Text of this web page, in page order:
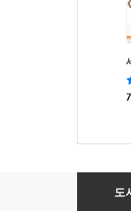
한눈에
도